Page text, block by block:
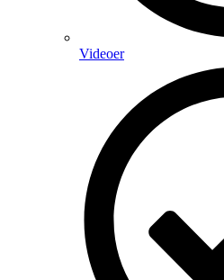
Videoer